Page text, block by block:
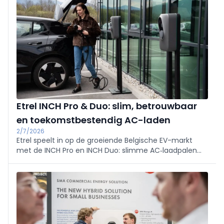
met CEBEO.
Etrel INCH Pro & Duo: slim, betrouwbaar
en toekomstbestendig AC-laden
2/7/2026
Etrel speelt in op de groeiende Belgische EV-markt
met de INCH Pro en INCH Duo: slimme AC‑laadpalen
optioneel MID-meter en RCBO en werd door Monta Q1
2026 als #1 beoordeeld. Beide zijn ISO 15118‑ready.